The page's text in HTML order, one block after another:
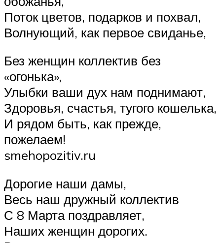
Поток цветов, подарков и похвал,
Волнующий, как первое свиданье,
Без женщин коллектив без
«огонька»,
Улыбки ваши дух нам поднимают,
Здоровья, счастья, тугого кошелька,
И рядом быть, как прежде,
пожелаем!
smehopozitiv.ru
Дорогие наши дамы,
Весь наш дружный коллектив
С 8 Марта поздравляет,
Наших женщин дорогих.